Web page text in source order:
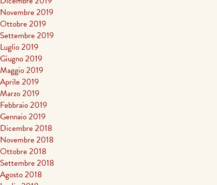
Novembre 2019
Ottobre 2019
Settembre 2019
Luglio 2019
Giugno 2019
Maggio 2019
Aprile 2019
Marzo 2019
Febbraio 2019
Gennaio 2019
Dicembre 2018
Novembre 2018
Ottobre 2018
Settembre 2018
Agosto 2018